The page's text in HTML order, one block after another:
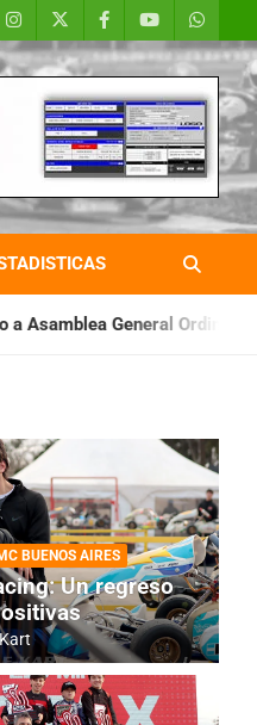
IAME SERIES
BUENOS AIRES
Un regreso